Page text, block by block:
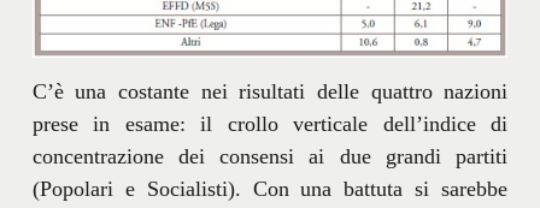
C’è una costante nei risultati delle quattro nazioni
prese in esame: il crollo verticale dell’indice di
concentrazione dei consensi ai due grandi partiti
(Popolari e Socialisti). Con una battuta si sarebbe